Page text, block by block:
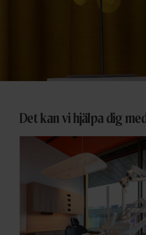
Det kan vi hjälpa dig med